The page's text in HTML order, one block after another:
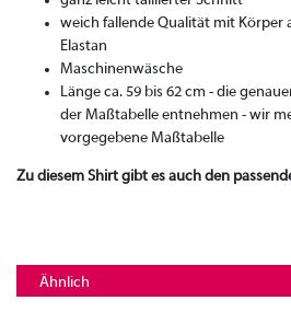
weich fallende Qualität mit Körper
Elastan
Maschinenwäsche
Länge ca. 59 bis 62 cm - die
der Maßtabelle entnehmen - wir
vorgegebene Maßtabelle
Zu diesem Shirt gibt es auch den
Ähnlich